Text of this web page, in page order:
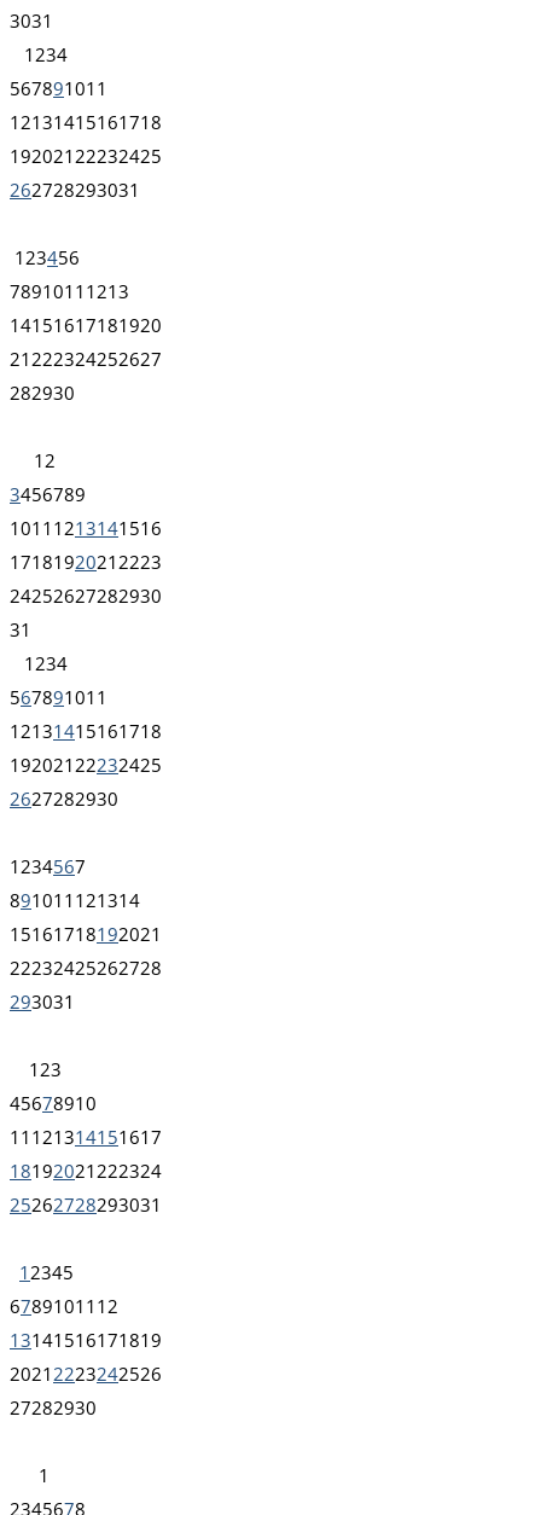
3031
1 234
567891011
12131415161718
192021 22232425
262728293031
1 23456
7891011 1213
14151617181920
21 222324252627
282930
1 2
3456789
1011 1213141516
1718192021 2223
24252627282930
31
1 234
567891011
12131415161718
192021 22232425
2627282930
1 234567
891011 121314
15161718192021
22232425262728
293031
1 23
45678910
11 121314151617
18192021 222324
25262728293031
1 2345
67891011 12
13141516171819
2021 2223242526
27282930
1
2345678